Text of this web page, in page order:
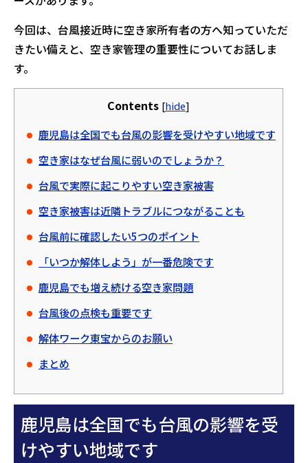
今回は、台風接近時に空き家所有者の方へ知っていただ
きたい備えと、空き家管理の重要性についてお話しま
す。
Contents [hide]
鹿児島は全国でも台風の影響を受けやすい地域です
空き家はなぜ台風に弱いのでしょうか？
台風で実際に起こりやすい空き家被害
空き家被害は近隣トラブルにつながることも
台風前に確認したい5つのポイント
「いつか解体しよう」が一番危険です
鹿児島でも増え続ける空き家問題
台風後の点検も重要です
解体ワーク東宝からのお願い
まとめ
鹿児島は全国でも台風の影響を受
けやすい地域です